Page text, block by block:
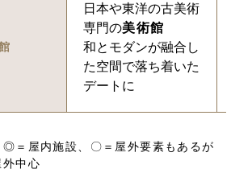
日本や東洋の古美術
専門の美術館
和とモダンが融合し
た空間で落ち着いた
デートに
＝屋内施設、〇＝屋外要素もあるが
中心